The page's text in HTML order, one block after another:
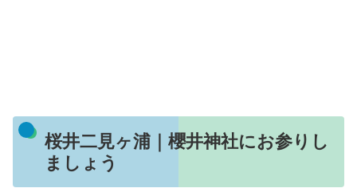
桜井二見ヶ浦｜櫻井神社にお参りし
ましょう